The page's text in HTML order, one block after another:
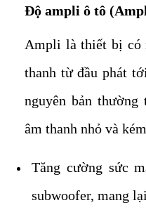
Độ ampli ô tô
Ampli là thiết bị có
thanh từ đầu phát
nguyên bản thường
âm thanh nhỏ và
Tăng cường sức
subwoofer, mang